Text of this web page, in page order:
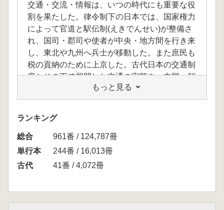
交通・交流・情報は、いつの時代にも重要な役
割を果たした。律令制下の日本では、国家権力
によって官道と駅伝制(えきでんせい)が整備さ
れ、国司・郡司や使者が中央・地方間を行き来
し、東北や九州へ兵士が移動した。また庶民も
税の貢納のために上京した。古代日本の交通制
度とその下で展開した交通の実態を、中国・朝
鮮諸国の制度も視野に入れながら明らかにす
る。(出版社HPより)
目次
Ⅰ 中央と地方を結ぶ交通(律令制下の交通制
度…市 大樹/関と交通検察…舘野和己/税の貢
進―貢調脚夫の往還と古代社会…今津勝紀/中
央と地方を結ぶ人々の動き…馬場 基/文書の
もっと見る
ランキング
総合
961番 / 124,787冊
単行本
244番 / 16,013冊
古代
41番 / 4,072冊